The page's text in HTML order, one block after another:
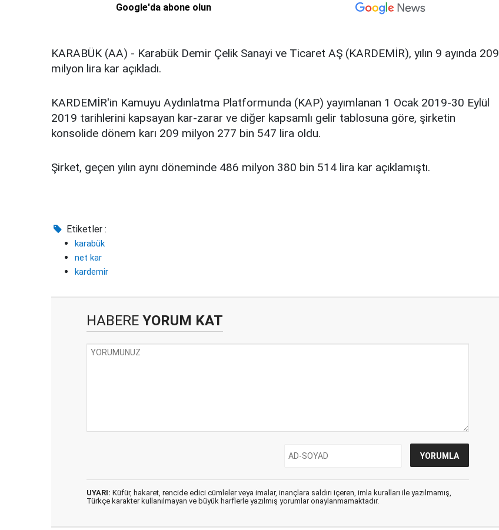
Google'da abone olun
KARABÜK (AA) - Karabük Demir Çelik Sanayi ve Ticaret AŞ (KARDEMİR), yılın 9 ayında 209
milyon lira kar açıkladı.
KARDEMİR'in Kamuyu Aydınlatma Platformunda (KAP) yayımlanan 1 Ocak 2019-30 Eylül
2019 tarihlerini kapsayan kar-zarar ve diğer kapsamlı gelir tablosuna göre, şirketin
konsolide dönem karı 209 milyon 277 bin 547 lira oldu.
Şirket, geçen yılın aynı döneminde 486 milyon 380 bin 514 lira kar açıklamıştı.
Etiketler :
karabük
net kar
kardemir
HABERE YORUM KAT
UYARI: Küfür, hakaret, rencide edici cümleler veya imalar, inançlara saldırı içeren, imla kuralları ile yazılmamış,
Türkçe karakter kullanılmayan ve büyük harflerle yazılmış yorumlar onaylanmamaktadır.